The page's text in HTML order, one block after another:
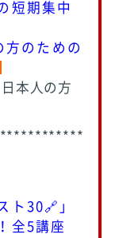
短期集中
方のための
本人の方
ト30🔗 」
全5講座